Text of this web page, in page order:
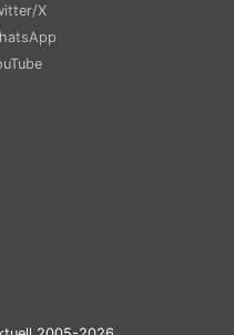
X